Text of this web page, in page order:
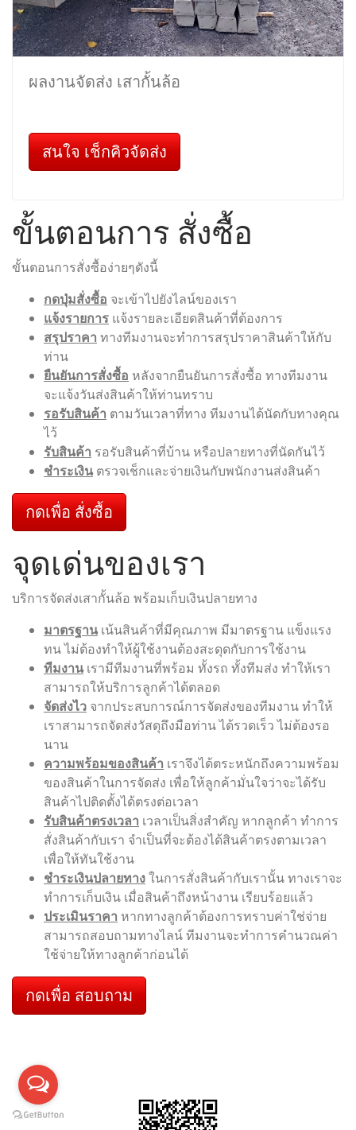
ผลงานจัดส่ง เสากั้นล้อ
สนใจ เช็กคิวจัดส่ง
ขั้นตอนการ สั่งซื้อ
ขั้นตอนการสั่งซื้อง่ายๆดังนี้
กดปุ่มสั่งซื้อ จะเข้าไปยังไลน์ของเรา
แจ้งรายการ แจ้งรายละเอียดสินค้าที่ต้องการ
สรุปราคา ทางทีมงานจะทำการสรุปราคาสินค้าให้กับ
ท่าน
ยืนยันการสั่งซื้อ หลังจากยืนยันการสั่งซื้อ ทางทีมงาน
จะแจ้งวันส่งสินค้าให้ท่านทราบ
รอรับสินค้า ตามวันเวลาที่ทาง ทีมงานได้นัดกับทางคุณ
ไว้
รับสินค้า รอรับสินค้าที่บ้าน หรือปลายทางที่นัดกันไว้
ชำระเงิน ตรวจเช็กและจ่ายเงินกับพนักงานส่งสินค้า
กดเพื่อ สั่งซื้อ
จุดเด่นของเรา
บริการจัดส่งเสากั้นล้อ พร้อมเก็บเงินปลายทาง
มาตรฐาน เน้นสินค้าที่มีคุณภาพ มีมาตรฐาน แข็งแรง
ทน ไม่ต้องทำให้ผู้ใช้งานต้องสะดุดกับการใช้งาน
ทีมงาน เรามีทีมงานที่พร้อม ทั้งรถ ทั้งทีมส่ง ทำให้เรา
สามารถให้บริการลูกค้าได้ตลอด
จัดส่งไว จากประสบการณ์การจัดส่งของทีมงาน ทำให้
เราสามารถจัดส่งวัสดุถึงมือท่าน ได้รวดเร็ว ไม่ต้องรอ
นาน
ความพร้อมของสินค้า เราจึงได้ตระหนักถึงความพร้อม
ของสินค้าในการจัดส่ง เพื่อให้ลูกค้ามั่นใจว่าจะได้รับ
สินค้าไปติดตั้งได้ตรงต่อเวลา
รับสินค้าตรงเวลา เวลาเป็นสิ่งสำคัญ หากลูกค้า ทำการ
สั่งสินค้ากับเรา จำเป็นที่จะต้องได้สินค้าตรงตามเวลา
เพื่อให้ทันใช้งาน
ชำระเงินปลายทางในการสั่งสินค้ากับเรานั้น ทางเราจะ
ทำการเก็บเงิน เมื่อสินค้าถึงหน้างาน เรียบร้อยแล้ว
ประเมินราคา หากทางลูกค้าต้องการทราบค่าใช่จ่าย
สามารถสอบถามทางไลน์ ทีมงานจะทำการคำนวณค่า
ใช้จ่ายให้ทางลูกค้าก่อนได้
กดเพื่อ สอบถาม